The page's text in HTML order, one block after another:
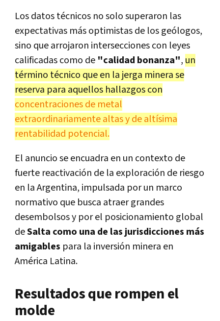
Los datos técnicos no solo superaron las
expectativas más optimistas de los geólogos,
sino que arrojaron intersecciones con leyes
calificadas como de "calidad bonanza", un
término técnico que en la jerga minera se
reserva para aquellos hallazgos con
concentraciones de metal
extraordinariamente altas y de altísima
rentabilidad potencial.
El anuncio se encuadra en un contexto de
fuerte reactivación de la exploración de riesgo
en la Argentina, impulsada por un marco
normativo que busca atraer grandes
desembolsos y por el posicionamiento global
deSalta como una de las jurisdicciones más
amigables para la inversión minera en
América Latina.
Resultados que rompen el
molde